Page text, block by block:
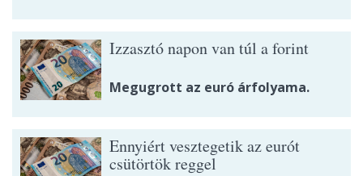
Izzasztó napon van túl a forint
Megugrott az euró árfolyama.
Ennyiért vesztegetik az eurót
csütörtök reggel